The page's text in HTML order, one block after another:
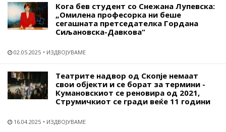
Кога бев студент со Снежана Лупевска:
„Омилена професорка ни беше
сегашната претседателка Гордана
Сиљановска-Давкова“
02.05.2025 ИЗДВОЈУВАМЕ
Театрите надвор од Скопје немаат
свои објекти и се борат за термини -
Кумановскиот се реновира од 2021,
Струмичкиот се гради веќе 11 години
16.04.2025 ИЗДВОЈУВАМЕ